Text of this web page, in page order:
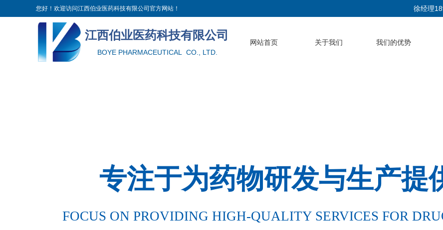
徐经理
您好！欢迎访问江西伯业医药科技有限公司官方网站！
江西伯业医药科技有限公司
BOYE PHARMACEUTICAL CO., LTD.
网站首页 关于我们 我们的优势
专注于为药物研发与生产提
FOCUS ON PROVIDING HIGH-QUALITY SERVICES FOR